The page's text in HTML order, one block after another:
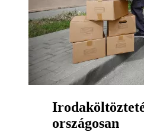
országosan